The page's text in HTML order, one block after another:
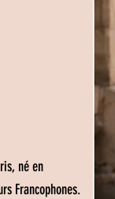
né en
Francophones.